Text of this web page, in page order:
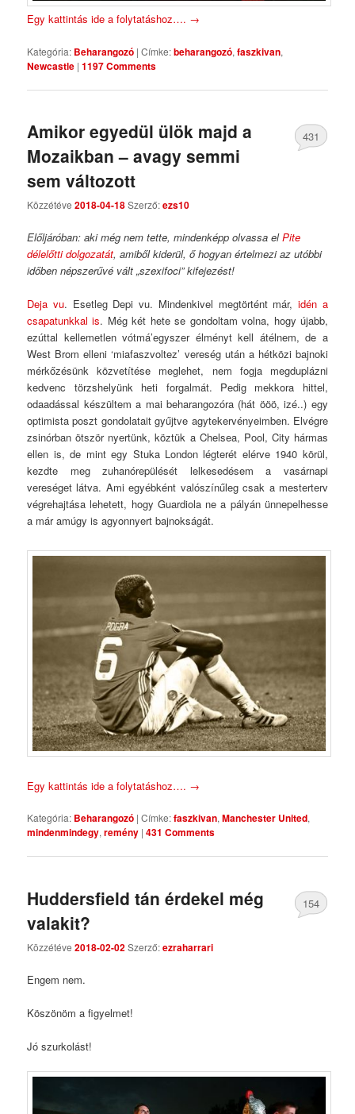
Egy kattintás ide a folytatáshoz…. →
Kategória: Beharangozó |Címke:beharangozó,faszkivan,
Newcastle |1197 Comments
Amikor egyedül ülök majd a
Mozaikban – avagy semmi
sem változott
Közzétéve2018-04-18Szerző:ezs10
431
Előljáróban: aki még nem tette, mindenképp olvassa elPite
délelőtti dolgozatát, amiből kiderül, ő hogyan értelmezi az utóbbi
időben népszerűvé vált „szexifoci” kifejezést!
Deja vu. Esetleg Depi vu. Mindenkivel megtörtént már,idén a
csapatunkkal is. Még két hete se gondoltam volna, hogy újabb,
ezúttal kellemetlen vótmá’egyszer élményt kell átélnem, de a
West Brom elleni ‘miafaszvoltez’ vereség után a hétközi bajnoki
mérkőzésünk közvetítése meglehet, nem fogja megduplázni
kedvenc törzshelyünk heti forgalmát. Pedig mekkora hittel,
odaadással készültem a mai beharangozóra (hát ööö, izé..) egy
optimista poszt gondolatait gyűjtve agytekervényeimben. Elvégre
zsinórban ötször nyertünk, köztük a Chelsea, Pool, City hármas
ellen is, de mint egy Stuka London légterét elérve 1940 körül,
kezdte meg zuhanórepülését lelkesedésem a vasárnapi
vereséget látva. Ami egyébként valószínűleg csak a mesterterv
végrehajtása lehetett, hogy Guardiola ne a pályán ünnepelhesse
a már amúgy is agyonnyert bajnokságát.
Egy kattintás ide a folytatáshoz…. →
Kategória: Beharangozó |Címke:faszkivan,Manchester United,
mindenmindegy,remény |431 Comments
Huddersfield tán érdekel még
valakit?
Közzétéve2018-02-02Szerző:ezraharrari
154
Engem nem.
Köszönöm a figyelmet!
Jó szurkolást!